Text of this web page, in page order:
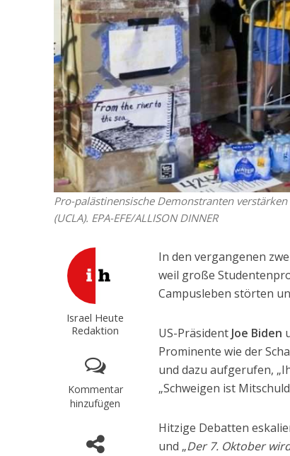
Pro-palästinensische Demonstranten
(UCLA). EPA-EFE/ALLISON DINNER
Israel Heute
Redaktion
Kommentar
hinzufügen
In den vergangenen
weil große
Campusleben störten
US-PräsidentJoe Biden
Prominente wie der
und dazu aufgerufen,
„Schweigen ist
Hitzige Debatten
und „Der 7. Oktober
die